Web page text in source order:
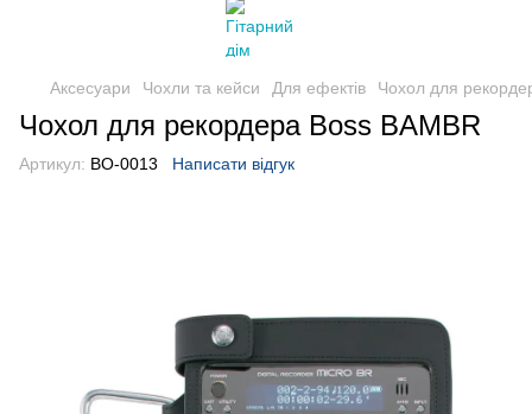
Аксесуари Чохли та кейси Для ефектів Чохол для
Чохол для рекордера Boss BAMBR
Артикул: BO-0013 Написати відгук